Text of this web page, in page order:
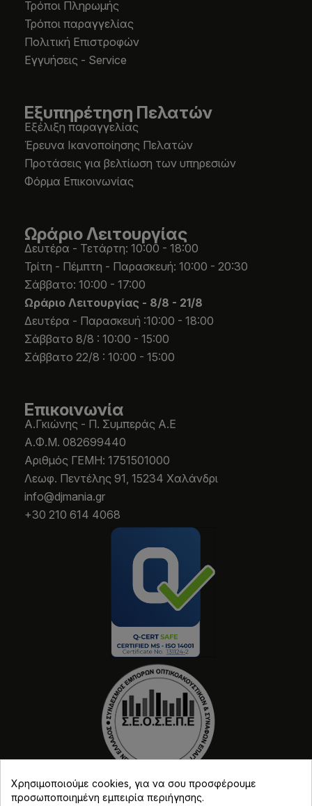
Τρόποι Πληρωμής
Τρόποι παραγγελίας
Πολιτική Επιστροφών
Εγγυήσεις - Service
Εξυπηρέτηση Πελατών
Εξέλιξη παραγγελίας
Έρευνα Ικανοποίησης Πελατών
Προτάσεις για βελτίωση των υπηρεσιών
Φόρμα Επικοινωνίας
Ωράριο Λειτουργίας
Δευτέρα - Τετάρτη: 10:00 - 18:00
Τρίτη - Πέμπτη - Παρασκευή: 10:00 - 20:30
Σάββατο: 10:00 - 17:00
Ωράριο Λειτουργίας - 8/8 - 21/8
Δευτέρα - Παρασκευή :10:00 - 18:00
Σάββατο 8/8 : 10:00 - 15:00
Σάββατο 22/8 : 10:00 - 15:00
Επικοινωνία
Α.Γκιώνης - Π. Συμπεράς Α.Ε
Α.Φ.Μ. 082699440
Aριθμός ΓΕΜΗ: 1751501000
Λεωφ. Πεντέλης 91, 15234 Χαλάνδρι
info@djmania.gr
+30 210 614 4068
Χρησιμοποιούμε cookies, για να σου προσφέρουμε
προσωποποιημένη εμπειρία περιήγησης.